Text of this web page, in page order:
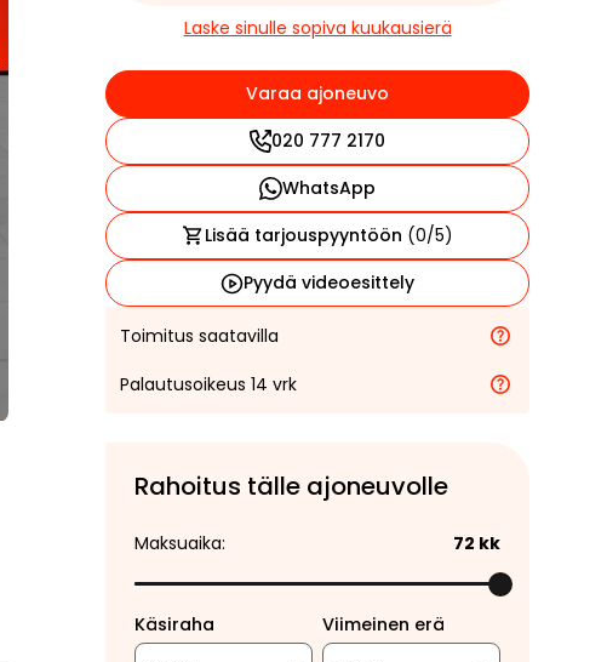
Laske sinulle sopiva kuukausierä
Varaa ajoneuvo
020 777 2170
WhatsApp
Lisää tarjouspyyntöön (0/5)
Pyydä videoesittely
Toimitus saatavilla
Palautusoikeus 14 vrk
Rahoitus tälle ajoneuvolle
Maksuaika: 72 kk
Käsiraha
Viimeinen erä